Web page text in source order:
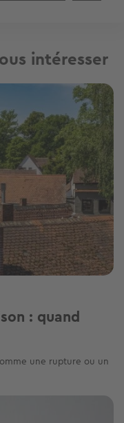
intéresser
: quand
une rupture ou un